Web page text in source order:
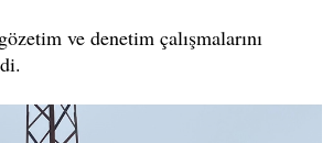
ve denetim çalışmalarını